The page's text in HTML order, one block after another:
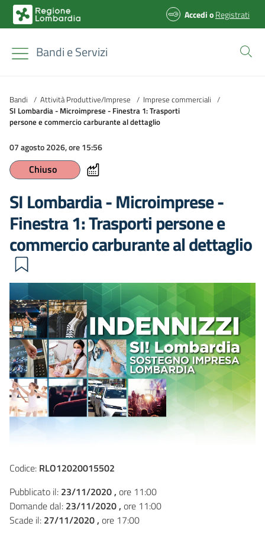
AccedioRegistrati
Bandi e Servizi
Bandi / Attività Produttive/Imprese / Imprese commerciali /
SI Lombardia - Microimprese - Finestra 1: Trasporti
persone e commercio carburante al dettaglio
07 agosto 2026, ore 15:56
Chiuso
SI Lombardia - Microimprese -
Finestra 1: Trasporti persone e
commercio carburante al dettaglio
Codice: RLO12020015502
Pubblicato il: 23/11/2020 , ore 11:00
Domande dal: 23/11/2020 , ore 11:00
Scade il: 27/11/2020 , ore 17:00